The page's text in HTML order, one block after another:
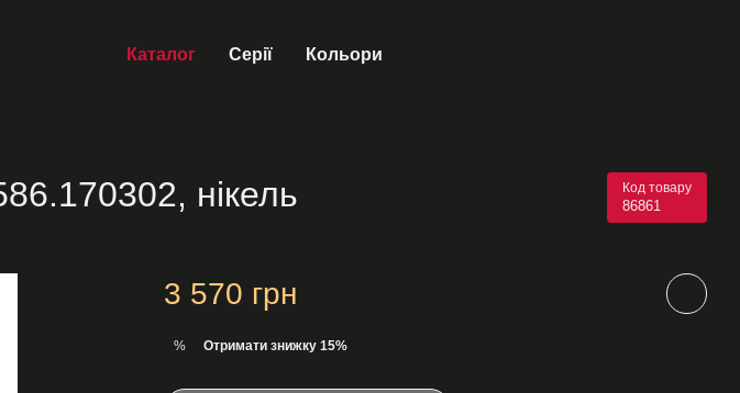
Каталог Серії Кольори
нікель Код товару
86861
3 570 грн
% Отримати знижку 15%